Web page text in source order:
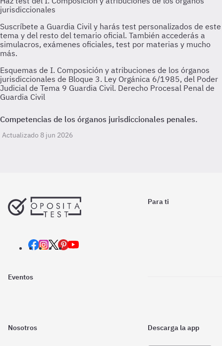
Esquemas de I. Composición y atribuciones de los órganos
jurisdiccionales de Bloque 3. Ley Orgánica 6/1985, del Poder
Judicial de Tema 9 Guardia Civil. Derecho Procesal Penal de
Guardia Civil
Competencias de los órganos jurisdiccionales penales.
Actualizado 8 jun 2026
Para ti
Eventos
Nosotros Descarga la app